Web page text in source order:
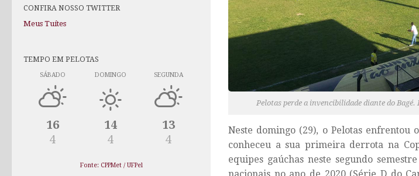
Pelotas perde a invencibilidade diante do
Neste domingo (29), o Pelotas enfrentou
conheceu a sua primeira derrota na
equipes gaúchas neste segundo
CONFIRA NOSSO TWITTER
Meus Tuítes
TEMPO EM PELOTAS
SÁBADO
16
4
DOMINGO
14
4
SEGUNDA
13
4
Fonte: CPPMet / UFPel